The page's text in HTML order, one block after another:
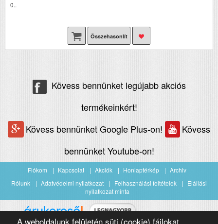
0..
Összehasonlít
A weboldalunk felületén süti (cookie) fájlokat
Kövess bennünket legújabb akciós
termékeinkért!
Kövess bennünket Google Plus-on!
Kövess
bennünket Youtube-on!
Fiókom Kapcsolat Akciók Honlaptérkép
Archiv
Rólunk
Adatvédelmi nyilatkozat Felhasználási feltételek
Elállási
nyilatkozat minta